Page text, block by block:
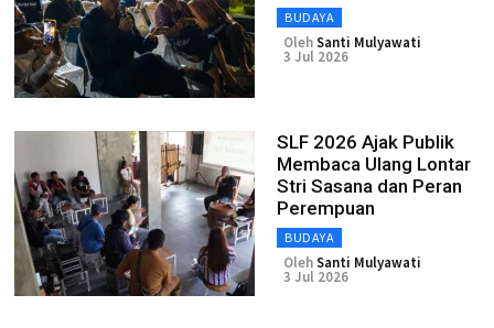
BUDAYA
OlehSanti Mulyawati
3 Jul 2026
SLF 2026 Ajak Publik
Membaca Ulang Lontar
Stri Sasana dan Peran
Perempuan
BUDAYA
OlehSanti Mulyawati
3 Jul 2026